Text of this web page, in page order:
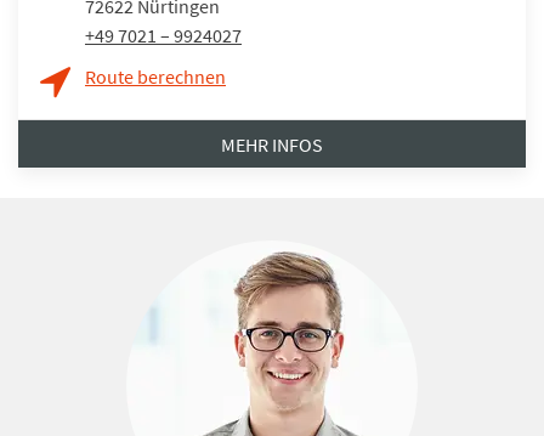
72622 Nürtingen
+49 7021 – 9924027
Route berechnen
MEHR INFOS